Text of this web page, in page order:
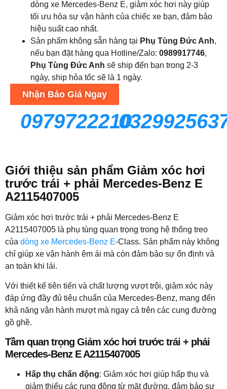
dòng xe Mercedes-Benz E, giảm xóc hơi này giúp
tối ưu hóa sự vận hành của chiếc xe bạn, đảm bảo
hiệu suất cao nhất.
Sản phẩm không sẵn hàng tại Phụ Tùng Đức Anh,
nếu bạn đặt hàng qua Hotline/Zalo: 0989917746,
Phụ Tùng Đức Anh sẽ ship đến bạn trong 2-3
ngày, ship hỏa tốc sẽ là 1 ngày.
Nhận Báo Giá Ngay
0979722210
Giới thiệu sản phẩm Giảm xóc hơi
trước trái + phải Mercedes-Benz E
A2115407005
Giảm xóc hơi trước trái + phải Mercedes-Benz E
A2115407005 là phụ tùng quan trọng trong hệ thống treo
của dòng xe Mercedes-Benz E-Class. Sản phẩm này không
chỉ giúp xe vận hành êm ái mà còn đảm bảo sự ổn định và
an toàn khi lái.
Với thiết kế tiên tiến và chất lượng vượt trội, giảm xóc này
đáp ứng đầy đủ tiêu chuẩn của Mercedes-Benz, mang đến
khả năng vận hành mượt mà ngay cả trên các cung đường
gồ ghề.
Tầm quan trọng Giảm xóc hơi trước trái + phải
Mercedes-Benz E A2115407005
Hấp thụ chấn động: Giảm xóc hơi giúp hấp thụ và
giảm thiểu các rung động từ mặt đường, đảm bảo sự